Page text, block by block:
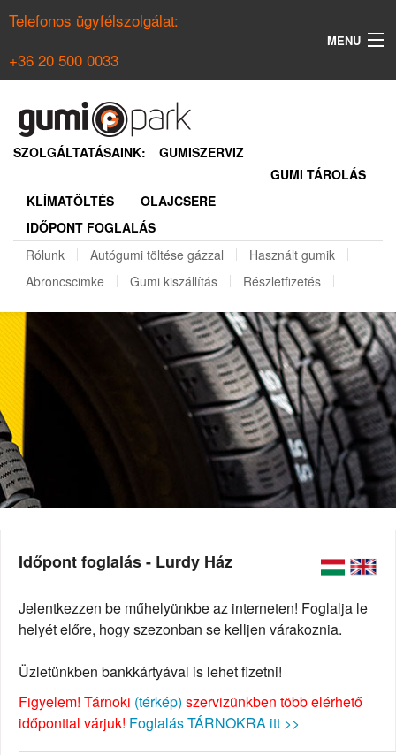
Telefonos ügyfélszolgálat:
+36 20 500 0033
MENU
NYÁRI GUMI KERESŐ
REGISZTRÁCIÓ
SZOLGÁLTATÁSAINK:
GUMISZERVIZ
GUMI TÁROLÁS
KLÍMATÖLTÉS
OLAJCSERE
IDŐPONT FOGLALÁS
Rólunk
Autógumi töltése gázzal
Használt gumik
Abroncscimke
Gumi kiszállítás Részletfizetés
Időpont foglalás - Lurdy Ház
Jelentkezzen be műhelyünkbe az interneten! Foglalja le
helyét előre, hogy szezonban se kelljen várakoznia.
Üzletünkben bankkártyával is lehet fizetni!
Figyelem! Tárnoki (térkép) szervizünkben több elérhető
időponttal várjuk! Foglalás TÁRNOKRA itt >>